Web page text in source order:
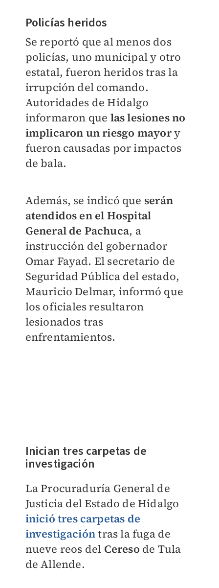
Policías heridos
Se reportó que al menos dos
policías, uno municipal y otro
estatal, fueron heridos tras la
irrupción del comando.
Autoridades de Hidalgo
informaron que las lesiones no
implicaron un riesgo mayory
fueron causadas por impactos
de bala.
Además, se indicó que serán
atendidos en el Hospital
General de Pachuca, a
instrucción del gobernador
Omar Fayad. El secretario de
Seguridad Pública del estado,
Mauricio Delmar, informó que
los oficiales resultaron
lesionados tras
enfrentamientos.
Inician tres carpetas de
investigación
La Procuraduría General de
Justicia del Estado de Hidalgo
inició tres carpetas de
investigacióntras la fuga de
nueve reos del Cereso de Tula
de Allende.